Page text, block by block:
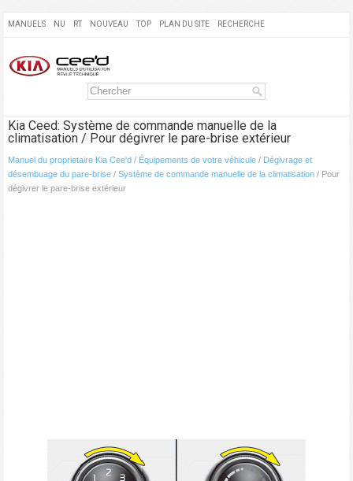
MANUELS NU RT NOUVEAU TOP PLAN DU SITE RECHERCHE
Kia Ceed: Système de commande manuelle de la
climatisation / Pour dégivrer le pare-brise extérieur
Manuel du proprietaire Kia Cee'd / Équipements de votre véhicule / Dégivrage et
désembuage du pare-brise / Système de commande manuelle de la climatisation / Pour
dégivrer le pare-brise extérieur